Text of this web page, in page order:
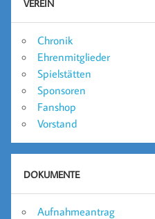
VEREIN
Chronik
Ehrenmitglieder
Spielstätten
Sponsoren
Fanshop
Vorstand
DOKUMENTE
Aufnahmeantrag